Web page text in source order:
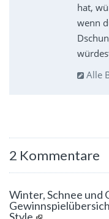
hat,
wenn
Alle
2 Kommentare
Winter, Schnee und